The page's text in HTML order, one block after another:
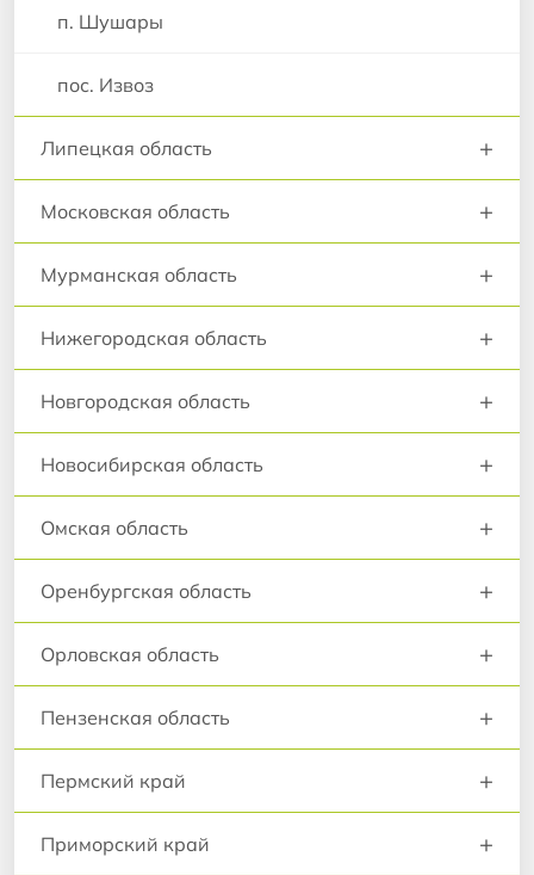
п. Шушары
пос. Извоз
Липецкая область +
Московская область +
Мурманская область +
Нижегородская область +
Новгородская область +
Новосибирская область +
Омская область +
Оренбургская область +
Орловская область +
Пензенская область +
Пермский край +
Приморский край +